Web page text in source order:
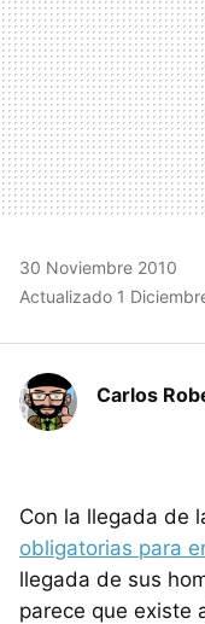
30 Noviembre 2010
Actualizado 1
Carlos
Con la llegada de
obligatorias para
llegada de sus
parece que existe